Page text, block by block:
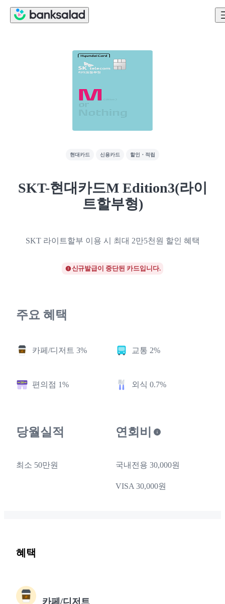
현대카드 신용카드 할인・적립
SKT-현대카드M Edition3(라이
트할부형)
SKT 라이트할부 이용 시 최대 2만5천원 할인 혜택
신규발급이 중단된 카드입니다.
주요 혜택
카페/디저트 3% 교통 2%
편의점 1% 외식 0.7%
당월실적
최소 50만원
연회비
국내전용 30,000원
VISA 30,000원
혜택
카페/디저트